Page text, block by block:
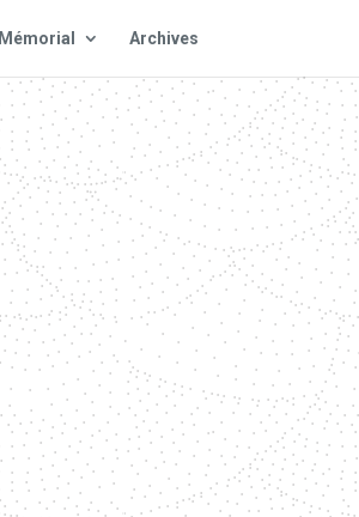
Mémorial Archives